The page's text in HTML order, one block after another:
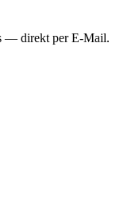
— direkt per E-Mail.